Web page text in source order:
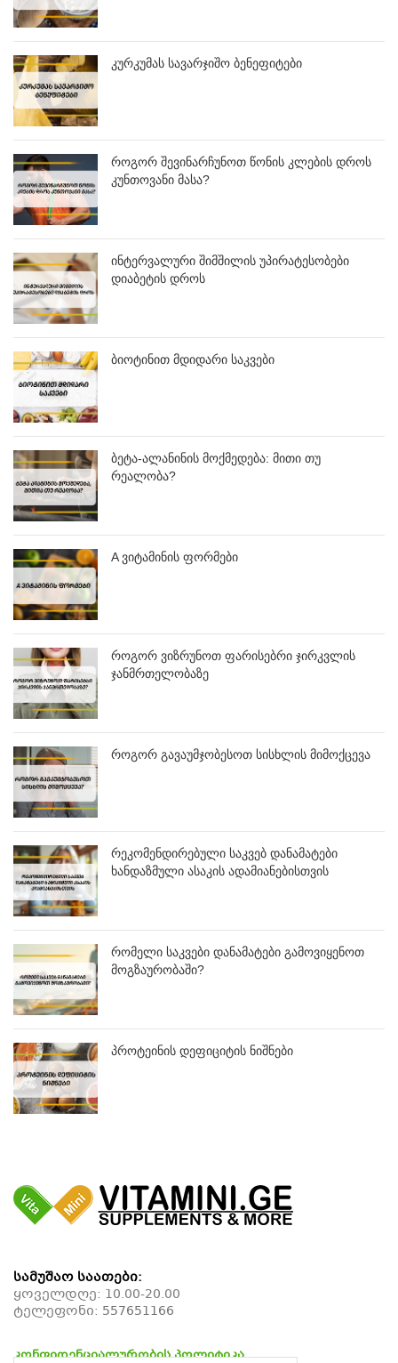
კურკუმას სავარჯიშო ბენეფიტები
როგორ შევინარჩუნოთ წონის კლების დროს
კუნთოვანი მასა?
ინტერვალური შიმშილის უპირატესობები
დიაბეტის დროს
ბიოტინით მდიდარი საკვები
ბეტა-ალანინის მოქმედება: მითი თუ
რეალობა?
A ვიტამინის ფორმები
როგორ ვიზრუნოთ ფარისებრი ჯირკვლის
ჯანმრთელობაზე
როგორ გავაუმჯობესოთ სისხლის მიმოქცევა
რეკომენდირებული საკვებ დანამატები
ხანდაზმული ასაკის ადამიანებისთვის
რომელი საკვები დანამატები გამოვიყენოთ
მოგზაურობაში?
პროტეინის დეფიციტის ნიშნები
სამუშაო საათები:
ყოველდღე: 10.00-20.00
ტელეფონი: 557651166
კონფიდენციალურობის პოლიტიკა